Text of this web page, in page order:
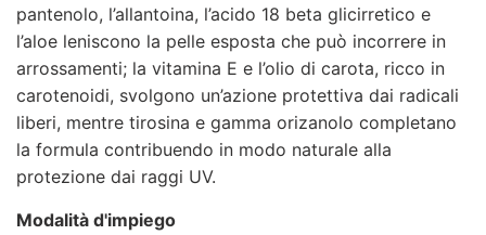
pantenolo, l’allantoina, l’acido 18 beta glicirretico e
l’aloe leniscono la pelle esposta che può incorrere in
arrossamenti; la vitamina E e l’olio di carota, ricco in
carotenoidi, svolgono un’azione protettiva dai radicali
liberi, mentre tirosina e gamma orizanolo completano
la formula contribuendo in modo naturale alla
protezione dai raggi UV.
Modalità d'impiego